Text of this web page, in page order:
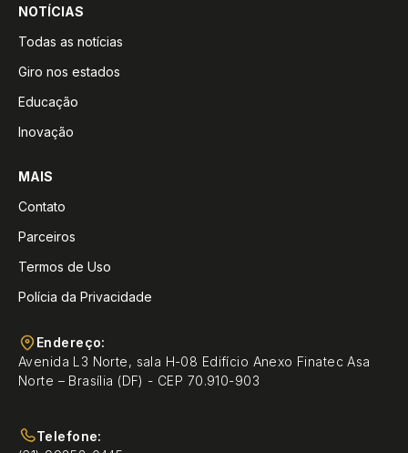
NOTÍCIAS
Todas as notícias
Giro nos estados
Educação
Inovação
MAIS
Contato
Parceiros
Termos de Uso
Polícia da Privacidade
Endereço:
Avenida L3 Norte, sala H-08 Edifício Anexo Finatec Asa
Norte – Brasília (DF) - CEP 70.910-903
Telefone: